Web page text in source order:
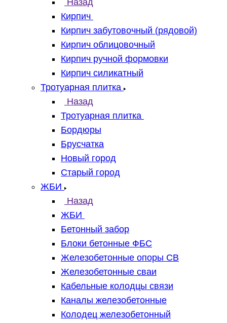
Назад
Кирпич
Кирпич забутовочный (рядовой)
Кирпич облицовочный
Кирпич ручной формовки
Кирпич силикатный
Тротуарная плитка
Назад
Тротуарная плитка
Бордюры
Брусчатка
Новый город
Старый город
ЖБИ
Назад
ЖБИ
Бетонный забор
Блоки бетонные ФБС
Железобетонные опоры СВ
Железобетонные сваи
Кабельные колодцы связи
Каналы железобетонные
Колодец железобетонный